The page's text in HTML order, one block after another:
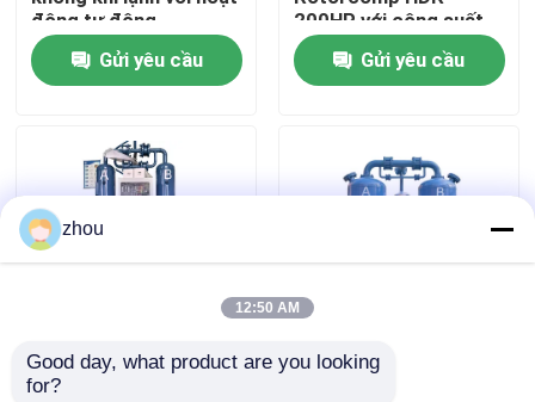
Tham quan nhà máy
Kiểm soát chất lượng
Liên hệ chúng tôi
Tin tức
Yêu cầu báo giá
động tự động
Gửi yêu cầu
200HP với công suất
sấy
Gửi yêu cầu
Shanghai Rotorcomp
HDR-10HXF Khô tối ưu
8KW Rotorcomp HDR-
zhou
12:50 AM
Good day, what product are you looking
for?